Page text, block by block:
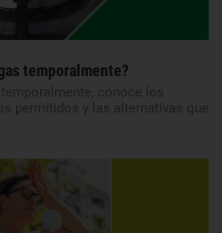
temporalmente?
conoce los
permitidos y las alternativas que